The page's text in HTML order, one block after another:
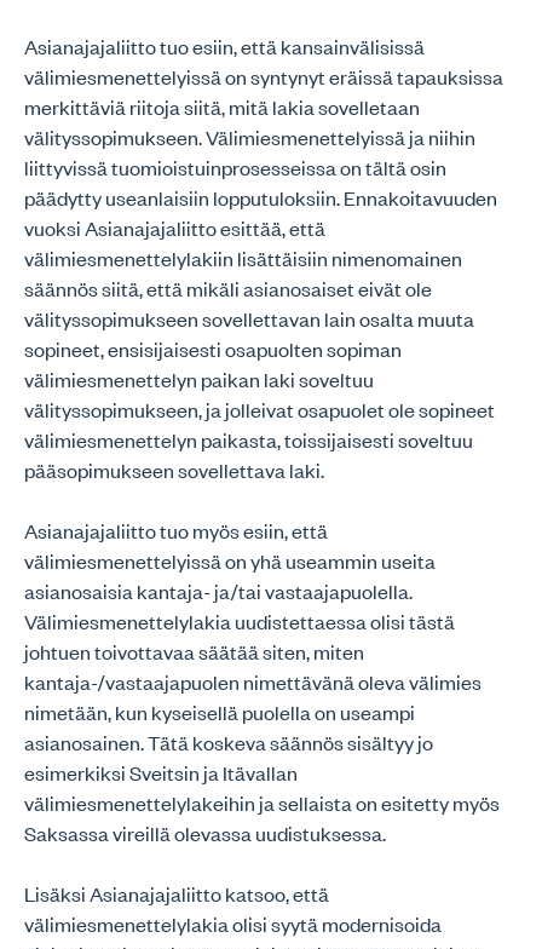
Asianajajaliitto tuo esiin, että kansainvälisissä
välimiesmenettelyissä on syntynyt eräissä tapauksissa
merkittäviä riitoja siitä, mitä lakia sovelletaan
välityssopimukseen. Välimiesmenettelyissä ja niihin
liittyvissä tuomioistuinprosesseissa on tältä osin
päädytty useanlaisiin lopputuloksiin. Ennakoitavuuden
vuoksi Asianajajaliitto esittää, että
välimiesmenettelylakiin lisättäisiin nimenomainen
säännös siitä, että mikäli asianosaiset eivät ole
välityssopimukseen sovellettavan lain osalta muuta
sopineet, ensisijaisesti osapuolten sopiman
välimiesmenettelyn paikan laki soveltuu
välityssopimukseen, ja jolleivat osapuolet ole sopineet
välimiesmenettelyn paikasta, toissijaisesti soveltuu
pääsopimukseen sovellettava laki.
Asianajajaliitto tuo myös esiin, että
välimiesmenettelyissä on yhä useammin useita
asianosaisia kantaja- ja/tai vastaajapuolella.
Välimiesmenettelylakia uudistettaessa olisi tästä
johtuen toivottavaa säätää siten, miten
kantaja-/vastaajapuolen nimettävänä oleva välimies
nimetään, kun kyseisellä puolella on useampi
asianosainen. Tätä koskeva säännös sisältyy jo
esimerkiksi Sveitsin ja Itävallan
välimiesmenettelylakeihin ja sellaista on esitetty myös
Saksassa vireillä olevassa uudistuksessa.
Lisäksi Asianajajaliitto katsoo, että
välimiesmenettelylakia olisi syytä modernisoida